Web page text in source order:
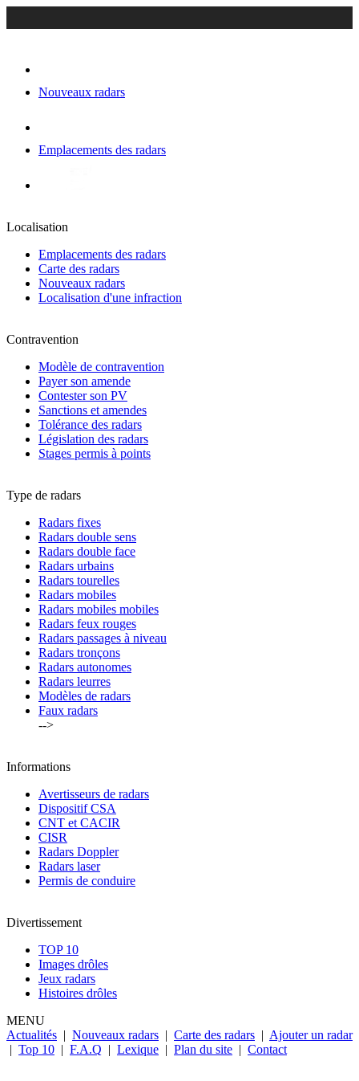
Nouveaux radars
Emplacements des radars
Localisation
Emplacements des radars
Carte des radars
Nouveaux radars
Localisation d'une infraction
Contravention
Modèle de contravention
Payer son amende
Contester son PV
Sanctions et amendes
Tolérance des radars
Législation des radars
Stages permis à points
Type de radars
Radars fixes
Radars double sens
Radars double face
Radars urbains
Radars tourelles
Radars mobiles
Radars mobiles mobiles
Radars feux rouges
Radars passages à niveau
Radars tronçons
Radars autonomes
Radars leurres
Modèles de radars
Faux radars
-->
Informations
Avertisseurs de radars
Dispositif CSA
CNT et CACIR
CISR
Radars Doppler
Radars laser
Permis de conduire
Divertissement
TOP 10
Images drôles
Jeux radars
Histoires drôles
MENU
Actualités | Nouveaux radars | Carte des radars | Ajouter un radar
| Top 10 | F.A.Q | Lexique | Plan du site | Contact